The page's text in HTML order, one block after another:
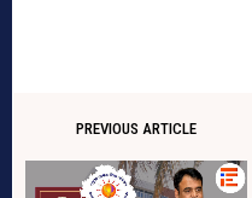
PREVIOUS ARTICLE